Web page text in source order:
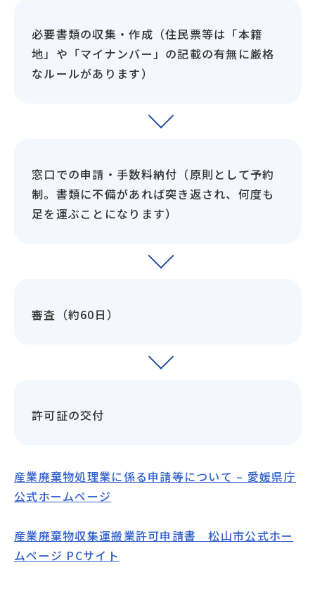
必要書類の収集・作成（住民票等は「本籍
地」や「マイナンバー」の記載の有無に厳格
なルールがあります）
窓口での申請・手数料納付（原則として予約
制。書類に不備があれば突き返され、何度も
足を運ぶことになります）
審査（約60日）
許可証の交付
産業廃棄物処理業に係る申請等について – 愛媛県庁
公式ホームページ
産業廃棄物収集運搬業許可申請書 松山市公式ホー
ムページ PCサイト